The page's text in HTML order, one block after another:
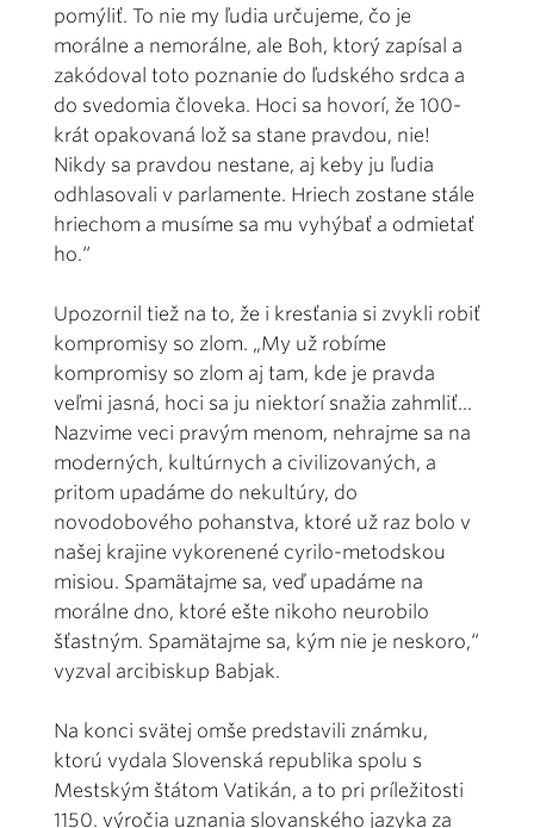
pomýliť. To nie my ľudia určujeme, čo je
morálne a nemorálne, ale Boh, ktorý zapísal a
zakódoval toto poznanie do ľudského srdca a
do svedomia človeka. Hoci sa hovorí, že 100-
krát opakovaná lož sa stane pravdou, nie!
Nikdy sa pravdou nestane, aj keby ju ľudia
odhlasovali v parlamente. Hriech zostane stále
hriechom a musíme sa mu vyhýbať a odmietať
ho.“
Upozornil tiež na to, že i kresťania si zvykli robiť
kompromisy so zlom. „My už robíme
kompromisy so zlom aj tam, kde je pravda
veľmi jasná, hoci sa ju niektorí snažia zahmliť...
Nazvime veci pravým menom, nehrajme sa na
moderných, kultúrnych a civilizovaných, a
pritom upadáme do nekultúry, do
novodobového pohanstva, ktoré už raz bolo v
našej krajine vykorenené cyrilo-metodskou
misiou. Spamätajme sa, veď upadáme na
morálne dno, ktoré ešte nikoho neurobilo
šťastným. Spamätajme sa, kým nie je neskoro,“
vyzval arcibiskup Babjak.
Na konci svätej omše predstavili známku,
ktorú vydala Slovenská republika spolu s
Mestským štátom Vatikán, a to pri príležitosti
1150. výročia uznania slovanského jazyka za